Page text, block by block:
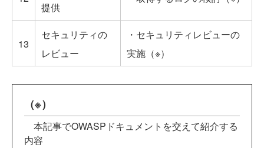
提供
13
セキュリティの
レビュー
・セキュリティレビューの
実施（※）
（※）
本記事でOWASPドキュメントを交えて紹介する
内容